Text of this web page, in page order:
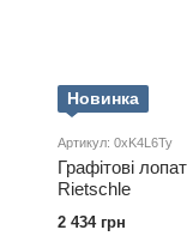
Новинка
Артикул: 0xK4L6Ty
Графітові
Rietschle
2 434 грн